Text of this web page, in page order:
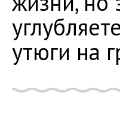
утюги на